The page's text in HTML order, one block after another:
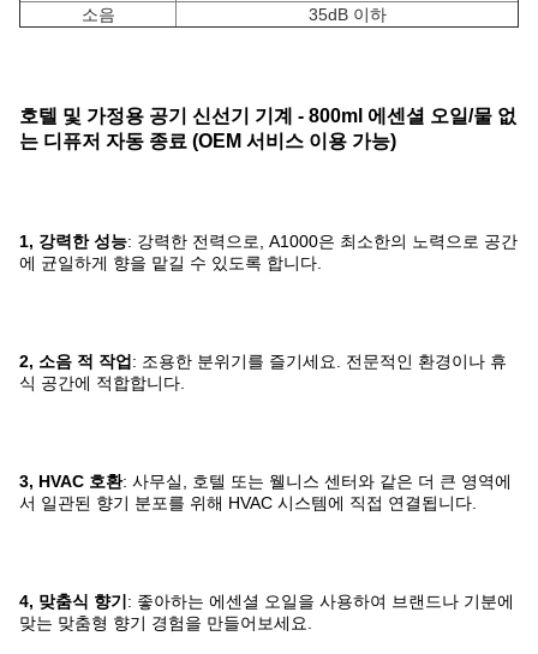
소음
35dB 이하
호텔 및 가정용 공기 신선기 기계 - 800ml 에센셜 오일/물 없
는 디퓨저 자동 종료 (OEM 서비스 이용 가능)
1, 강력한 성능: 강력한 전력으로, A1000은 최소한의 노력으로 공간
에 균일하게 향을 맡길 수 있도록 합니다.
2, 소음 적 작업 : 조용한 분위기를 즐기세요. 전문적인 환경이나 휴
식 공간에 적합합니다.
3, HVAC 호환: 사무실, 호텔 또는 웰니스 센터와 같은 더 큰 영역에
서 일관된 향기 분포를 위해 HVAC 시스템에 직접 연결됩니다.
4, 맞춤식 향기 : 좋아하는 에센셜 오일을 사용하여 브랜드나 기분에
맞는 맞춤형 향기 경험을 만들어보세요.